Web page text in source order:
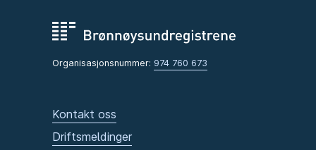
Organisasjonsnummer: 974 760 673
Kontakt oss
Driftsmeldinger